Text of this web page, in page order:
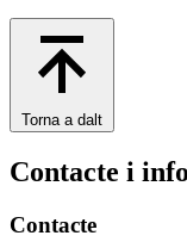
Torna a dalt
Contacte i
Contacte